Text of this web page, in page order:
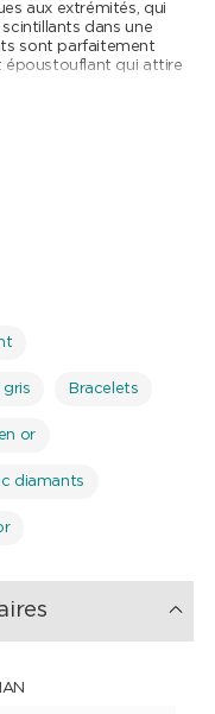
aux extrémités, qui
dans une
sont parfaitement
époustouflant qui attire
femmes à la
de qualité supérieure
possèdent un
gris Bracelets
or
diamants